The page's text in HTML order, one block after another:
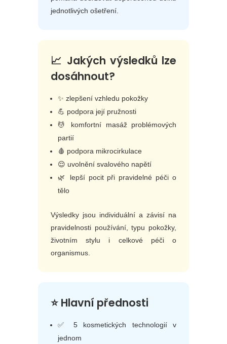
jednotlivých ošetření.
📈 Jakých výsledků lze
dosáhnout?
✨ zlepšení vzhledu pokožky
💪 podpora její pružnosti
💆 komfortní masáž problémových
partií
🩸 podpora mikrocirkulace
😌 uvolnění svalového napětí
🌿 lepší pocit při pravidelné péči o
tělo
Výsledky jsou individuální a závisí na
pravidelnosti používání, typu pokožky,
životním stylu i celkové péči o
organismus.
⭐ Hlavní přednosti
✅ 5 kosmetických technologií v
jednom